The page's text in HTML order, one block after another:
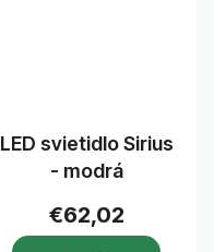
LED svietidlo Sirius
- modrá
€62,02